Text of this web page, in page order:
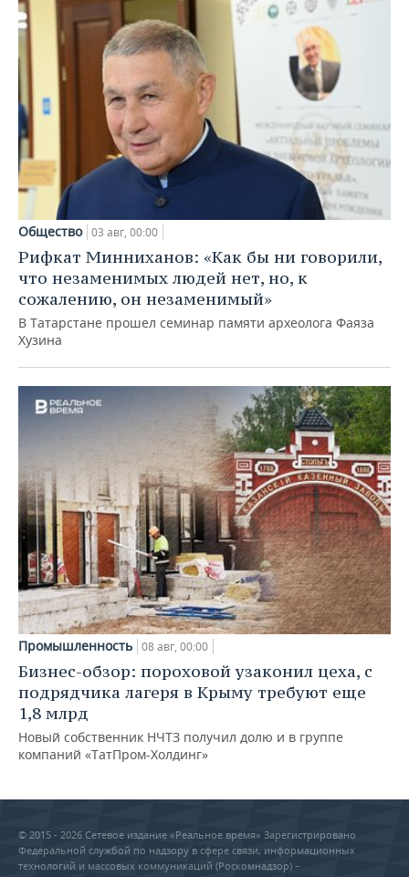
Общество 03 авг, 00:00
Рифкат Минниханов: «Как бы ни говорили,
что незаменимых людей нет, но, к
сожалению, он незаменимый»
В Татарстане прошел семинар памяти археолога Фаяза
Хузина
Промышленность 08 авг, 00:00
Бизнес-обзор: пороховой узаконил цеха, с
подрядчика лагеря в Крыму требуют еще
1,8 млрд
Новый собственник НЧТЗ получил долю и в группе
компаний «ТатПром-Холдинг»
© 2015 - 2026 Сетевое издание «Реальное время» Зарегистрировано
Федеральной службой по надзору в сфере связи, информационных
технологий и массовых коммуникаций (Роскомнадзор) –